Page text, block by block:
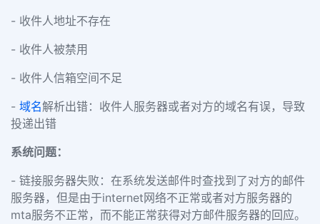
- 收件人地址不存在
- 收件人被禁用
- 收件人信箱空间不足
- 域名解析出错：收件人服务器或者对方的域名有误，导致
投递出错
系统问题：
- 链接服务器失败：在系统发送邮件时查找到了对方的邮件
服务器，但是由于internet网络不正常或者对方服务器的
mta服务不正常，而不能正常获得对方邮件服务器的回应。